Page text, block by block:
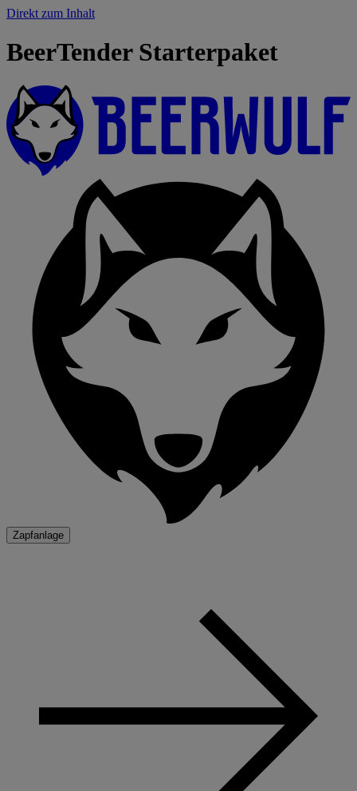
Direkt zum Inhalt
BeerTender Starterpaket
Zapfanlage